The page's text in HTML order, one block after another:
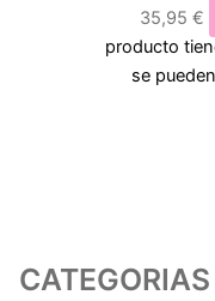
CATEGORIAS
35,95€
producto
se